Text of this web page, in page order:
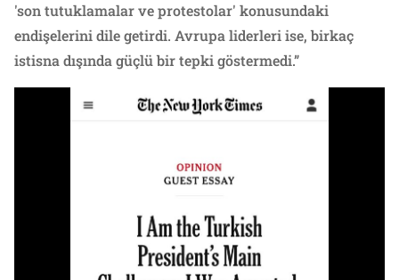
'son tutuklamalar ve protestolar' konusundaki
endişelerini dile getirdi. Avrupa liderleri ise, birkaç
istisna dışında güçlü bir tepki göstermedi.”